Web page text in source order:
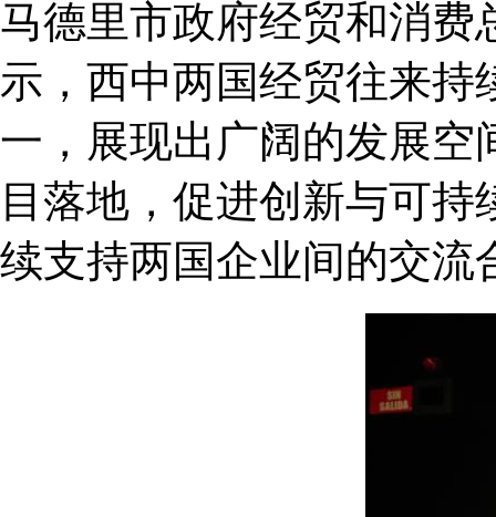
马德里市政府经贸和消费
示，西中两国经贸往来持
一，展现出广阔的发展空
目落地，促进创新与可
续支持两国企业间的交流